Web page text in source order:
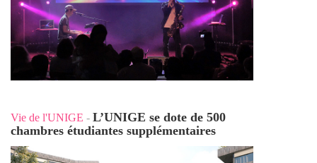
Vie de l'UNIGE - L’UNIGE se dote de 500
chambres étudiantes supplémentaires